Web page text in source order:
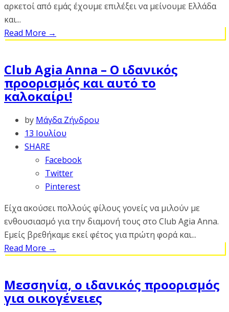
αρκετοί από εμάς έχουμε επιλέξει να μείνουμε Ελλάδα
και...
Read More →
Club Agia Anna – Ο ιδανικός
προορισμός και αυτό το
καλοκαίρι!
by Μάγδα Ζήνδρου
13 Ιουλίου
SHARE
Facebook
Twitter
Pinterest
Είχα ακούσει πολλούς φίλους γονείς να μιλούν με
ενθουσιασμό για την διαμονή τους στο Club Agia Anna.
Εμείς βρεθήκαμε εκεί φέτος για πρώτη φορά και...
Read More →
Μεσσηνία, ο ιδανικός προορισμός
για οικογένειες